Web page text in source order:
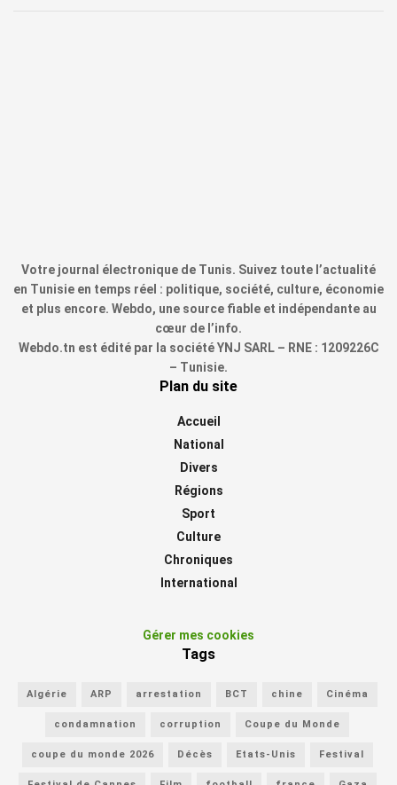
Votre journal électronique de Tunis. Suivez toute l’actualité
en Tunisie en temps réel : politique, société, culture, économie
et plus encore. Webdo, une source fiable et indépendante au
cœur de l’info.
Webdo.tn est édité par la société YNJ SARL – RNE : 1209226C
– Tunisie.
Plan du site
Accueil
National
Divers
Régions
Sport
Culture
Chroniques
International
Gérer mes cookies
Tags
Algérie ARP arrestation BCT chine Cinéma
condamnation corruption Coupe du Monde
coupe du monde 2026 Décès Etats-Unis Festival